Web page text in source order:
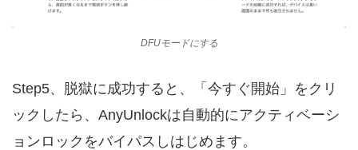
DFUモードにする
Step5、脱獄に成功すると、「今すぐ開始」をクリ
ックしたら、AnyUnlockは自動的にアクティベーシ
ョンロックをバイパスしはじめます。